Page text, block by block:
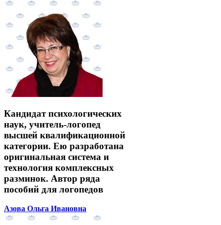
Кандидат психологических
наук, учитель-логопед
высшей квалификационной
категории. Ею разработана
оригинальная система и
технология комплексных
разминок. Автор ряда
пособий для логопедов
Азова Ольга Ивановна